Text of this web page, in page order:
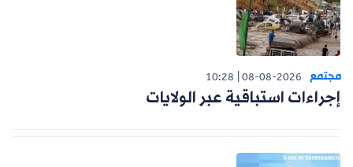
مجتمع 08-08-2026
10:28
إجراءات استباقية عبر الولايات